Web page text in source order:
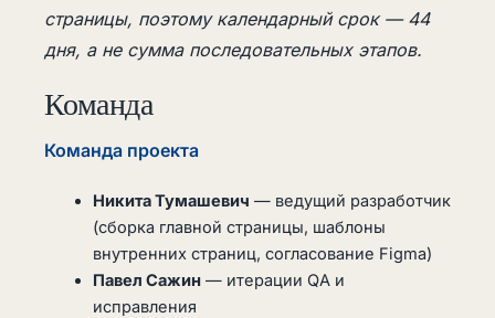
страницы, поэтому календарный срок — 44
дня, а не сумма последовательных этапов.
Команда
Команда проекта
Никита Тумашевич — ведущий разработчик
(сборка главной страницы, шаблоны
внутренних страниц, согласование Figma)
Павел Сажин— итерации QA и
исправления